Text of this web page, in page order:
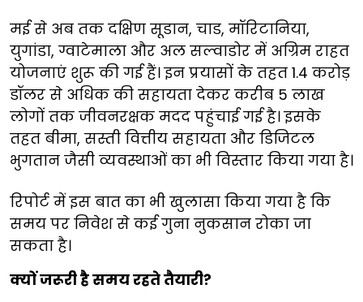
मई से अब तक दक्षिण सूडान, चाड, मॉरिटानिया,
युगांडा, ग्वाटेमाला और अल सल्वाडोर में अग्रिम राहत
योजनाएं शुरू की गई हैं। इन प्रयासों के तहत 1.4 करोड़
डॉलर से अधिक की सहायता देकर करीब 5 लाख
लोगों तक जीवनरक्षक मदद पहुंचाई गई है। इसके
तहत बीमा, सस्ती वित्तीय सहायता और डिजिटल
भुगतान जैसी व्यवस्थाओं का भी विस्तार किया गया है।
रिपोर्ट में इस बात का भी खुलासा किया गया है कि
समय पर निवेश से कई गुना नुकसान रोका जा
सकता है।
क्यों जरूरी है समय रहते तैयारी?